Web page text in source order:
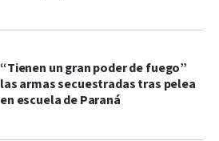
“Tienen un gran poder de fuego”
las armas secuestradas tras pelea
en escuela de Paraná